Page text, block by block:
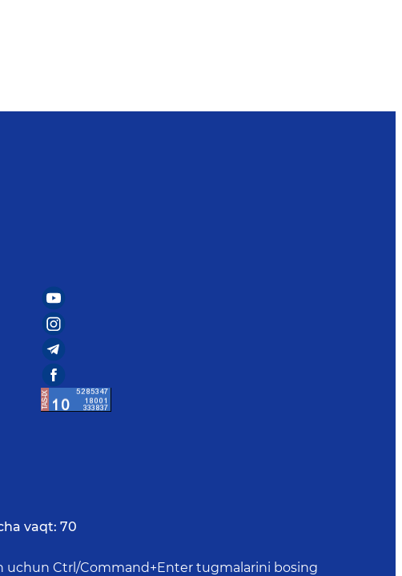
vaqt: 70
uchun Ctrl/Command+Enter tugmalarini bosing